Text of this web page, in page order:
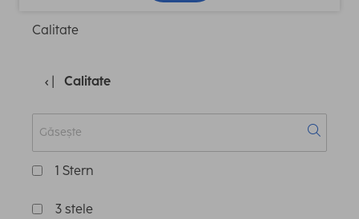
Calitate
Calitate
1 Stern
3 stele